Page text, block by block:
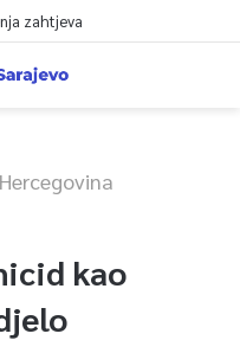
zahtjeva
kao